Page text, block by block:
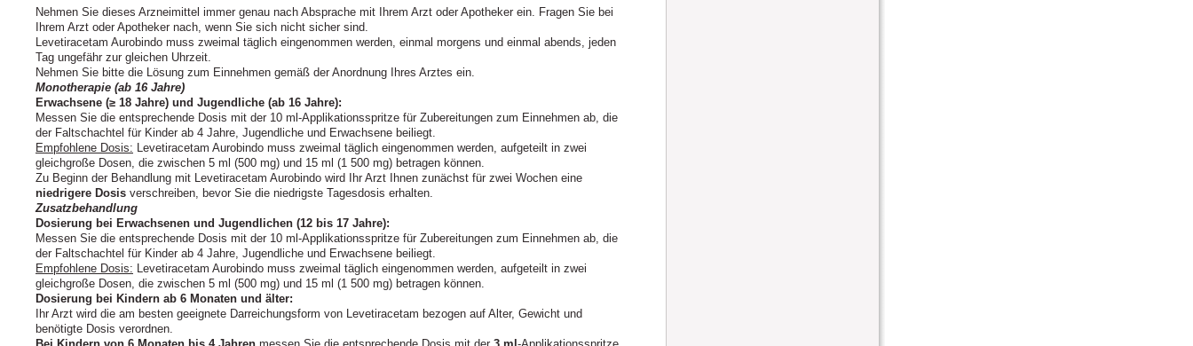
Nehmen Sie dieses Arzneimittel immer genau nach Absprache mit Ihrem Arzt oder Apotheker ein. Fragen Sie bei
Ihrem Arzt oder Apotheker nach, wenn Sie sich nicht sicher sind.
Levetiracetam Aurobindo muss zweimal täglich eingenommen werden, einmal morgens und einmal abends, jeden
Tag ungefähr zur gleichen Uhrzeit.
Nehmen Sie bitte die Lösung zum Einnehmen gemäß der Anordnung Ihres Arztes ein.
Monotherapie (ab 16 Jahre)
Erwachsene (≥ 18 Jahre) und Jugendliche (ab 16 Jahre):
Messen Sie die entsprechende Dosis mit der 10 ml-Applikationsspritze für Zubereitungen zum Einnehmen ab, die
der Faltschachtel für Kinder ab 4 Jahre, Jugendliche und Erwachsene beiliegt.
Empfohlene Dosis: Levetiracetam Aurobindo muss zweimal täglich eingenommen werden, aufgeteilt in zwei
gleichgroße Dosen, die zwischen 5 ml (500 mg) und 15 ml (1 500 mg) betragen können.
Zu Beginn der Behandlung mit Levetiracetam Aurobindo wird Ihr Arzt Ihnen zunächst für zwei Wochen eine
niedrigere Dosis verschreiben, bevor Sie die niedrigste Tagesdosis erhalten.
Zusatzbehandlung
Dosierung bei Erwachsenen und Jugendlichen (12 bis 17 Jahre):
Messen Sie die entsprechende Dosis mit der 10 ml-Applikationsspritze für Zubereitungen zum Einnehmen ab, die
der Faltschachtel für Kinder ab 4 Jahre, Jugendliche und Erwachsene beiliegt.
Empfohlene Dosis: Levetiracetam Aurobindo muss zweimal täglich eingenommen werden, aufgeteilt in zwei
gleichgroße Dosen, die zwischen 5 ml (500 mg) und 15 ml (1 500 mg) betragen können.
Dosierung bei Kindern ab 6 Monaten und älter:
Ihr Arzt wird die am besten geeignete Darreichungsform von Levetiracetam bezogen auf Alter, Gewicht und
benötigte Dosis verordnen.